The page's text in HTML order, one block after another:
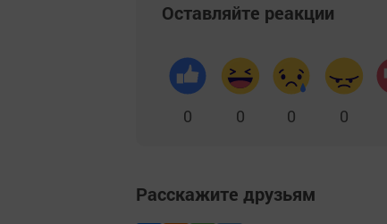
Оставляйте реакции
0 0 0 0
Расскажите друзьям